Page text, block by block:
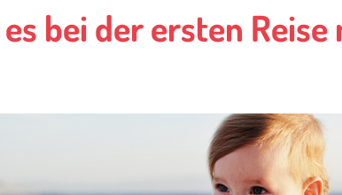
Laugt Stillen
Milchstau
Mit Baby ins
bei der ersten